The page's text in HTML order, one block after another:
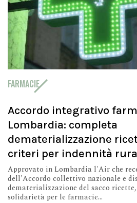
FARMACIE
Accordo integrativo
Lombardia: completa
dematerializzazione
criteri per indennità
Approvato in Lombardia l'Air che
dell'Accordo collettivo nazionale e
dematerializzazione del sacco
solidarietà per le farmacie...